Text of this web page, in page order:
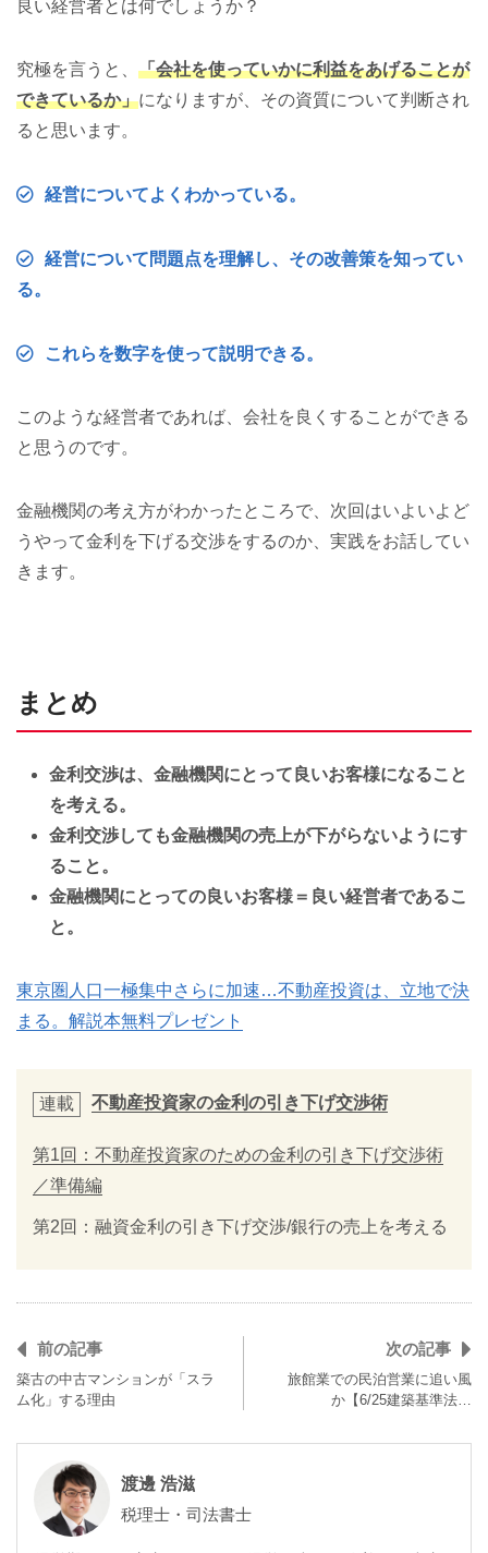
良い経営者とは何でしょうか？
究極を言うと、 「会社を使っていかに利益をあげることが
できているか」になりますが、その資質について判断され
ると思います。
経営についてよくわかっている。
経営について問題点を理解し、その改善策を知ってい
る。
これらを数字を使って説明できる。
このような経営者であれば、会社を良くすることができる
と思うのです。
金融機関の考え方がわかったところで、次回はいよいよど
うやって金利を下げる交渉をするのか、実践をお話してい
きます。
まとめ
金利交渉は、金融機関にとって良いお客様になること
を考える。
金利交渉しても金融機関の売上が下がらないようにす
ること。
金融機関にとっての良いお客様＝良い経営者であるこ
と。
東京圏人口一極集中さらに加速…不動産投資は、立地で決
まる。解説本無料プレゼント
連載 不動産投資家の金利の引き下げ交渉術
第1回：不動産投資家のための金利の引き下げ交渉術
／準備編
第2回：融資金利の引き下げ交渉/銀行の売上を考える
前の記事
築古の中古マンションが「スラ
ム化」する理由
次の記事
旅館業での民泊営業に追い風
か【6/25建築基準法…
渡邊 浩滋
税理士・司法書士